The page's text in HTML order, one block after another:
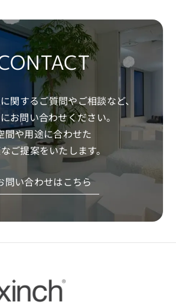
関するご質問やご相談など、
お問い合わせください。
間や用途に合わせた
ご提案をいたします。
問い合わせはこちら